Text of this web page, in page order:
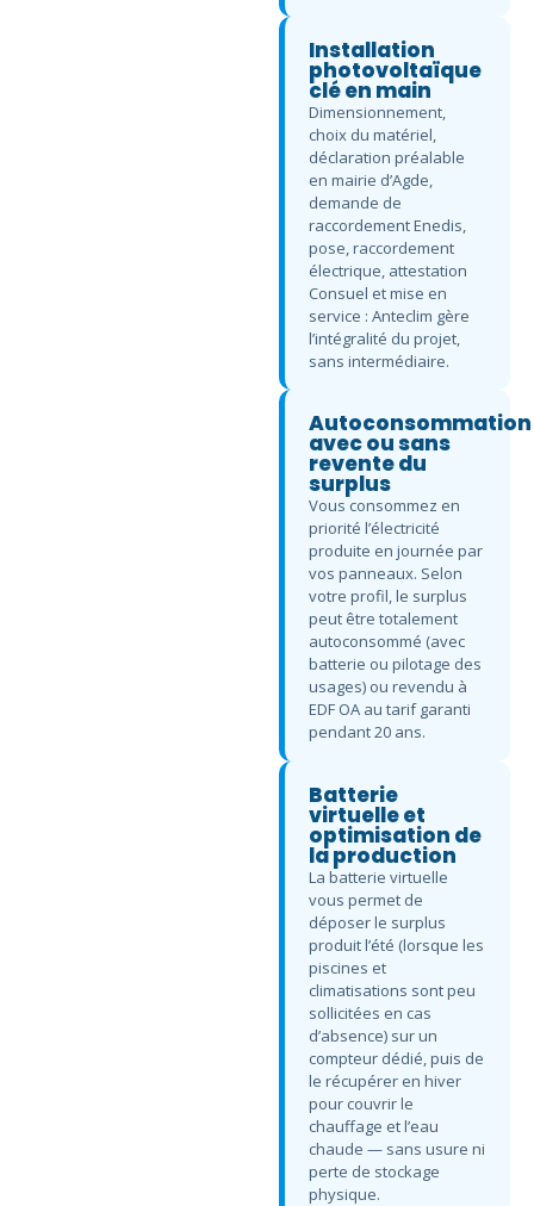
Installation
photovoltaïque
clé en main
Dimensionnement,
choix du matériel,
déclaration préalable
en mairie d’Agde,
demande de
raccordement Enedis,
pose, raccordement
électrique, attestation
Consuel et mise en
service : Anteclim gère
l’intégralité du projet,
sans intermédiaire.
Autoconsommation
avec ou sans
revente du
surplus
Vous consommez en
priorité l’électricité
produite en journée par
vos panneaux. Selon
votre profil, le surplus
peut être totalement
autoconsommé (avec
batterie ou pilotage des
usages) ou revendu à
EDF OA au tarif garanti
pendant 20 ans.
Batterie
virtuelle et
optimisation de
la production
La batterie virtuelle
vous permet de
déposer le surplus
produit l’été (lorsque les
piscines et
climatisations sont peu
sollicitées en cas
d’absence) sur un
compteur dédié, puis de
le récupérer en hiver
pour couvrir le
chauffage et l’eau
chaude — sans usure ni
perte de stockage
physique.